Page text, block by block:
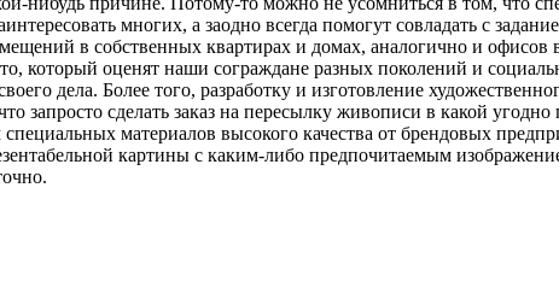
многих, а заодно всегда помогут совладать с
в собственных квартирах и домах, аналогично и офисов
который оценят наши сограждане разных поколений и
дела. Более того, разработку и изготовление
запросто сделать заказ на пересылку живописи в какой
материалов высокого качества от брендовых
картины с каким-либо предпочитаемым